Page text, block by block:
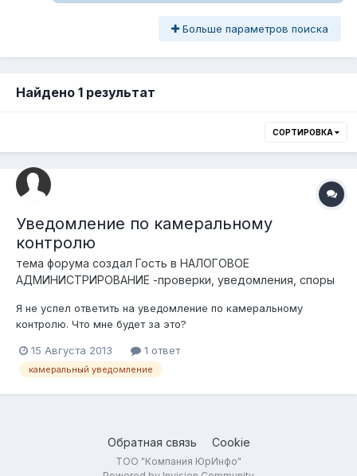
Больше параметров поиска
Найдено 1 результат
СОРТИРОВКА
Уведомление по камеральному
контролю
тема форума создал Гость в НАЛОГОВОЕ
АДМИНИСТРИРОВАНИЕ -проверки, уведомления, споры
Я не успел ответить на уведомление по камеральному
контролю. Что мне будет за это?
15 Августа 2013 1 ответ
камеральный уведомление
Обратная связь Cookie
ТОО "Компания ЮрИнфо"